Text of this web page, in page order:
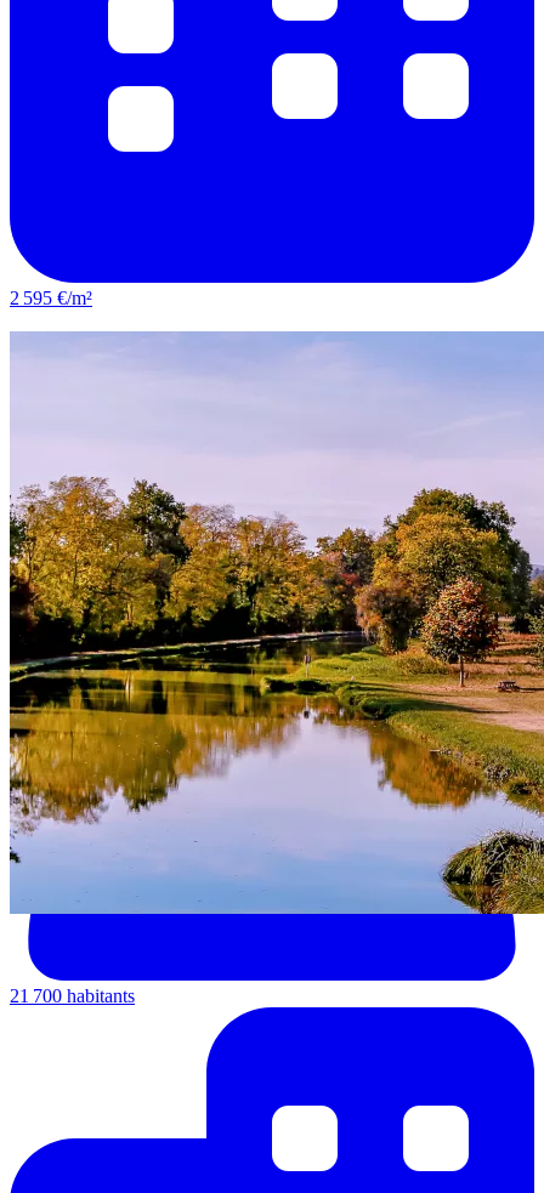
2 595 €/m²
21 700 habitants